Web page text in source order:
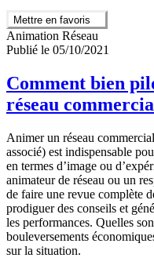
Mettre en favoris
Animation Réseau
Publié le 05/10/2021
Comment bien
réseau
Animer un réseau
associé) est indispensable
en termes d’image ou
animateur de réseau ou un
de faire une revue complète
prodiguer des conseils et
les performances. Quelles
bouleversements
sur la situation.